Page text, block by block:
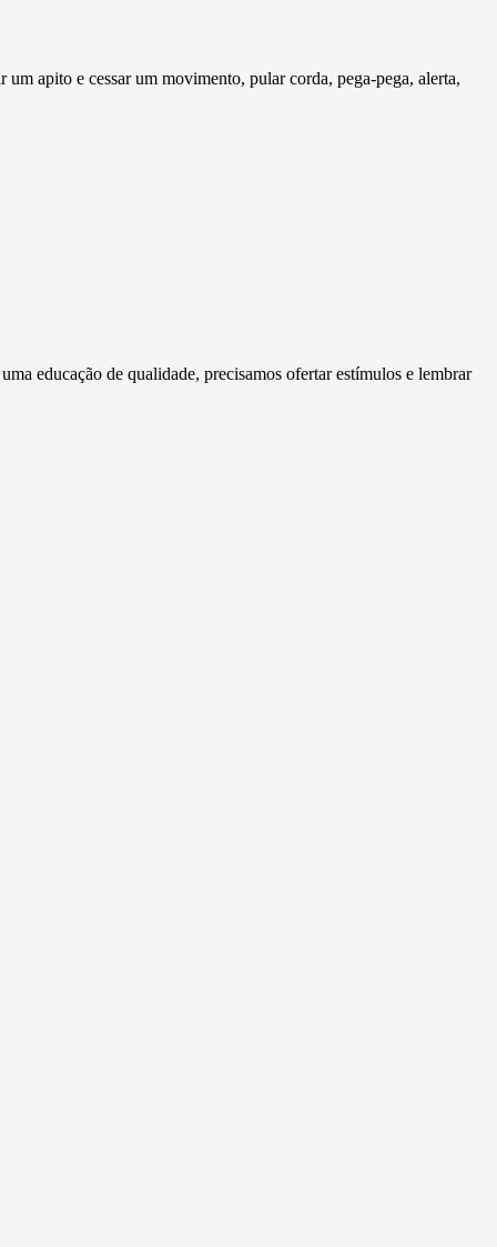
apito e cessar um movimento, pular corda, pega-pega, alerta,
educação de qualidade, precisamos ofertar estímulos e lembrar